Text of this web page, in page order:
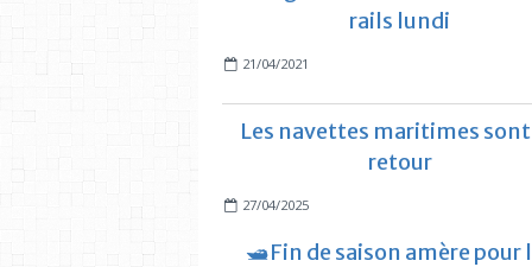
rails lundi
21/04/2021
Les navettes maritimes sont
retour
27/04/2025
🛥️Fin de saison amère pour